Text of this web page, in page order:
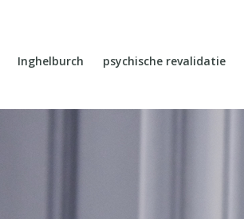
Inghelburch psychische revalidatie